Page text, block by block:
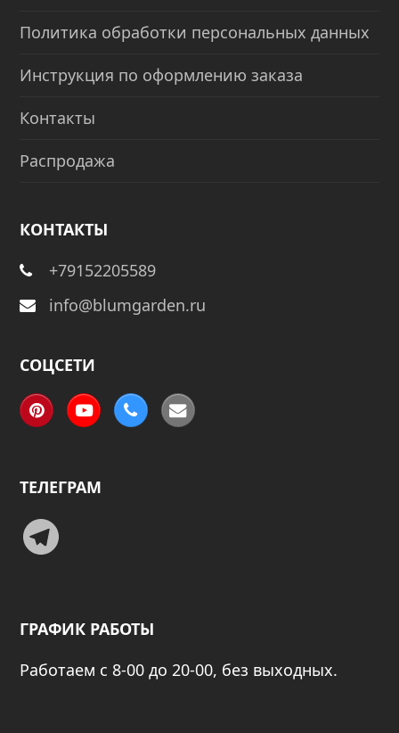
Политика обработки персональных данных
Инструкция по оформлению заказа
Контакты
Распродажа
КОНТАКТЫ
+79152205589
info@blumgarden.ru
СОЦСЕТИ
PinterestYouTubePhoneEmail
ТЕЛЕГРАМ
Telegram
ГРАФИК РАБОТЫ
Работаем с 8-00 до 20-00, без выходных.